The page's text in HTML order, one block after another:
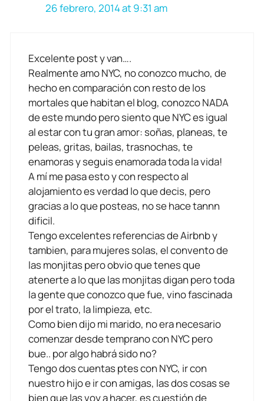
26 febrero, 2014 at 9:31 am
Excelente post y van….
Realmente amo NYC, no conozco mucho, de
hecho en comparación con resto de los
mortales que habitan el blog, conozco NADA
de este mundo pero siento que NYC es igual
al estar con tu gran amor: soñas, planeas, te
peleas, gritas, bailas, trasnochas, te
enamoras y seguis enamorada toda la vida!
A mí me pasa esto y con respecto al
alojamiento es verdad lo que decis, pero
gracias a lo que posteas, no se hace tannn
dificil.
Tengo excelentes referencias de Airbnb y
tambien, para mujeres solas, el convento de
las monjitas pero obvio que tenes que
atenerte a lo que las monjitas digan pero toda
la gente que conozco que fue, vino fascinada
por el trato, la limpieza, etc.
Como bien dijo mi marido, no era necesario
comenzar desde temprano con NYC pero
bue.. por algo habrá sido no?
Tengo dos cuentas ptes con NYC, ir con
nuestro hijo e ir con amigas, las dos cosas se
bien que las voy a hacer, es cuestión de